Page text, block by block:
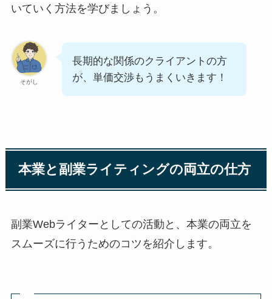
いていく方法を学びましょう。
そがし
長期的な関係のクライアントの方
が、単価交渉もうまくいきます！
本業と副業ライティングの両立の仕方
副業Webライターとしての活動と、本業の両立を
スムーズに行うためのコツを紹介します。